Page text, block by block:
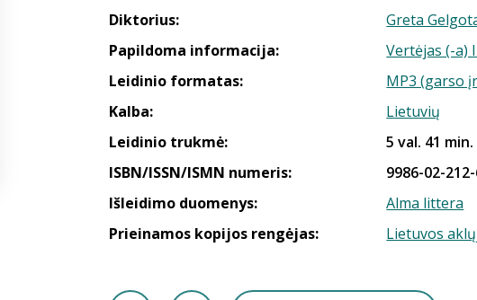
Diktorius:
Greta
Papildoma informacija:
Vertėjas (-a)
Leidinio formatas:
MP3 (garso
Kalba:
Lietuvių
Leidinio trukmė:
5 val. 41
ISBN/ISSN/ISMN numeris:
9986-02-
Išleidimo duomenys:
Alma littera
Prieinamos kopijos rengėjas:
Lietuvos